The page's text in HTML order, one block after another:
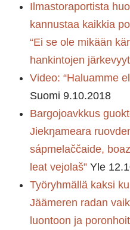
Ilmastoraportista
kannustaa kaikkia
“Ei se ole mikään
hankintojen
Video: “Haluamme
Suomi 9.10.2018
Bargojoavkkus
Jiekŋameara
sápmelaččaide,
leat vejolaš” Yle
Työryhmällä kaksi
Jäämeren radan
luontoon ja